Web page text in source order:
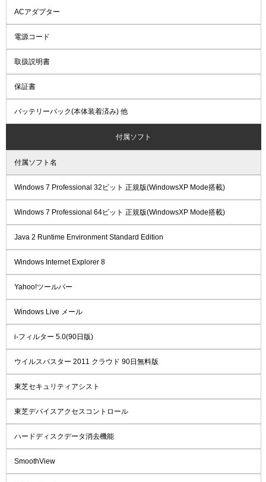
ACアダプター
電源コード
取扱説明書
保証書
バッテリーパック(本体装着済み) 他
付属ソフト
付属ソフト名
Windows 7 Professional 32ビット 正規版(WindowsXP Mode搭載)
Windows 7 Professional 64ビット 正規版(WindowsXP Mode搭載)
Java 2 Runtime Environment Standard Edition
Windows Internet Explorer 8
Yahoo!ツールバー
Windows Live メール
i-フィルター 5.0(90日版)
ウイルスバスター 2011 クラウド 90日無料版
東芝セキュリティアシスト
東芝デバイスアクセスコントロール
ハードディスクデータ消去機能
SmoothView